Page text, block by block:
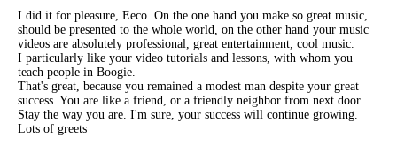
I did it for pleasure, Eeco. On the one hand you make so great music,
should be presented to the whole world, on the other hand your music
videos are absolutely professional, great entertainment, cool music.
I particularly like your video tutorials and lessons, with whom you
teach people in Boogie.
That's great, because you remained a modest man despite your great
success. You are like a friend, or a friendly neighbor from next door.
Stay the way you are. I'm sure, your success will continue growing.
Lots of greets